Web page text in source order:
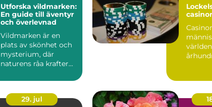
Utforska vildmarken:
En guide till äventyr
och överlevnad
Vildmarken är en
plats av skönhet och
mysterium, där
naturens råa krafter
29. jul